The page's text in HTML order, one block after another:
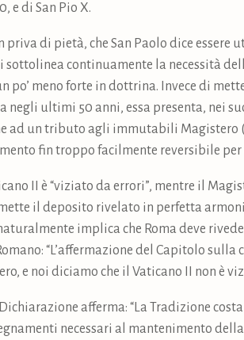
e di San Pio X.
di pietà, che San Paolo dice essere
sottolinea continuamente la necessità
po’ meno forte in dottrina. Invece di
negli ultimi 50 anni, essa presenta, nei
ad un tributo agli immutabili Magistero
fin troppo facilmente reversibile
II è “viziato da errori”, mentre il
il deposito rivelato in perfetta
implica che Roma deve
“L’affermazione del Capitolo
e noi diciamo che il Vaticano II non è
afferma: “La Tradizione
necessari al mantenimento della